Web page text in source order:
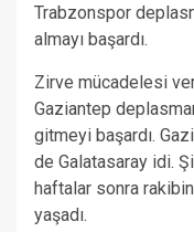
Trabzonspor
almayı başardı.
Zirve mücadelesi
Gaziantep
gitmeyi başardı.
de Galatasaray idi.
haftalar sonra
yaşadı.